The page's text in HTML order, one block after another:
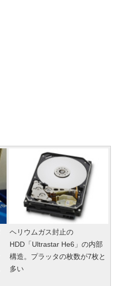
ヘリウムガス封止の
HDD「Ultrastar He6」の内部
構造。プラッタの枚数が7枚と
多い